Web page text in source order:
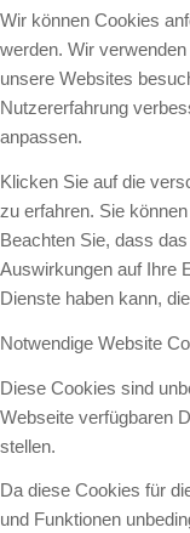
Wir können Cookies
werden. Wir
unsere Websites
Nutzererfahrung
anpassen.
Klicken Sie auf die
zu erfahren. Sie
Beachten Sie, dass
Auswirkungen auf Ihre
Dienste haben kann,
Notwendige Website
Diese Cookies sind
Webseite verfügbaren
stellen.
Da diese Cookies für
und Funktionen